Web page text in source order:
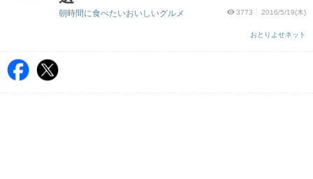
3773 2016/5/19(木)
おとりよせネット
朝時間に食べたいおいしいグルメ